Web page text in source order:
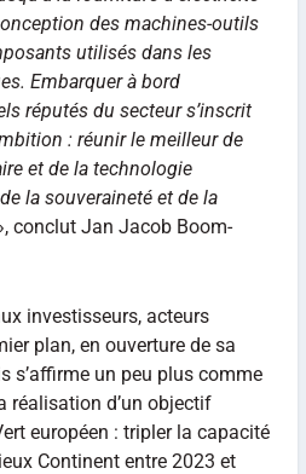
des machines-outils
utilisés dans les
Embarquer à bord
réputés du secteur s’inscrit
: réunir le meilleur de
et de la technologie
la souveraineté et de la
conclut Jan Jacob Boom-
investisseurs, acteurs
plan, en ouverture de sa
s’affirme un peu plus comme
réalisation d’un objectif
européen : tripler la capacité
Continent entre 2023 et